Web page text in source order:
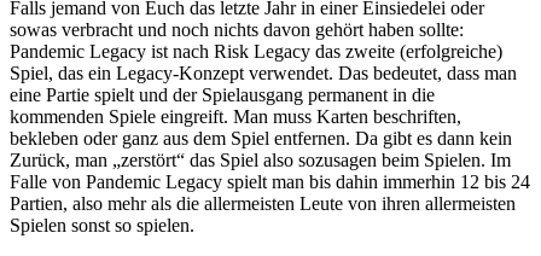
Falls jemand von Euch das letzte Jahr in einer Einsiedelei oder
sowas verbracht und noch nichts davon gehört haben sollte:
Pandemic Legacy ist nach Risk Legacy das zweite (erfolgreiche)
Spiel, das ein Legacy-Konzept verwendet. Das bedeutet, dass man
eine Partie spielt und der Spielausgang permanent in die
kommenden Spiele eingreift. Man muss Karten beschriften,
bekleben oder ganz aus dem Spiel entfernen. Da gibt es dann kein
Zurück, man „zerstört“ das Spiel also sozusagen beim Spielen. Im
Falle von Pandemic Legacy spielt man bis dahin immerhin 12 bis 24
Partien, also mehr als die allermeisten Leute von ihren allermeisten
Spielen sonst so spielen.